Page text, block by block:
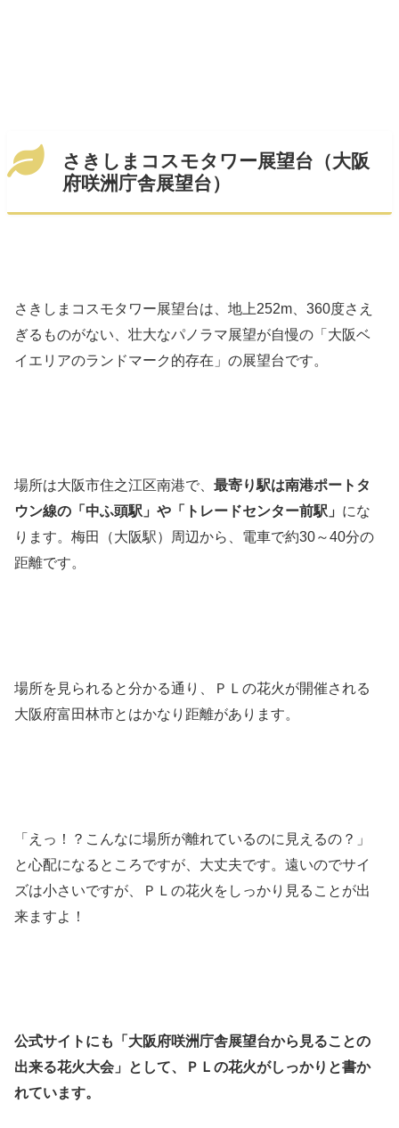
さきしまコスモタワー展望台（大阪
府咲洲庁舎展望台）
さきしまコスモタワー展望台は、地上252m、360度さえ
ぎるものがない、壮大なパノラマ展望が自慢の「大阪ベ
イエリアのランドマーク的存在」の展望台です。
場所は大阪市住之江区南港で、最寄り駅は南港ポートタ
ウン線の「中ふ頭駅」や「トレードセンター前駅」 にな
ります。梅田（大阪駅）周辺から、電車で約30～40分の
距離です。
場所を見られると分かる通り、ＰＬの花火が開催される
大阪府富田林市とはかなり距離があります。
「えっ！？こんなに場所が離れているのに見えるの？」
と心配になるところですが、大丈夫です。遠いのでサイ
ズは小さいですが、ＰＬの花火をしっかり見ることが出
来ますよ！
公式サイトにも「大阪府咲洲庁舎展望台から見ることの
出来る花火大会」として、ＰＬの花火がしっかりと書か
れています。